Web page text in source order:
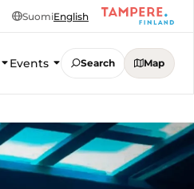
SuomiEnglish
Events Search Map